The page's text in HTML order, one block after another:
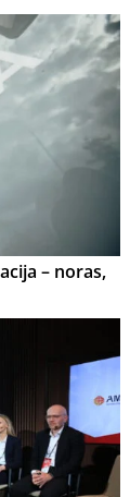
– noras,